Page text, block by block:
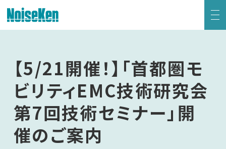
【5/21開催！】「首都圏モ
ビリティEMC技術研究会
第7回技術セミナー」開
催のご案内
静電気試験器
方形波インパルスノイズ試験器
ファスト・トランジェント/バースト試験器